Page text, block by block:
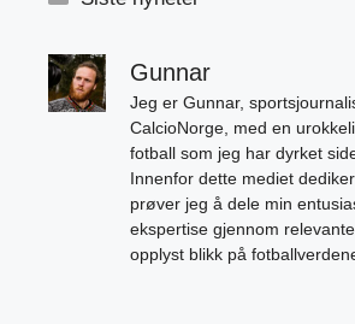
Gunnar
Jeg er Gunnar,
CalcioNorge, med en
fotball som jeg har dyrket
Innenfor dette mediet
prøver jeg å dele min
ekspertise gjennom
opplyst blikk på